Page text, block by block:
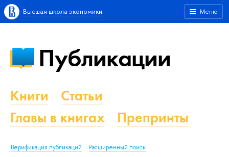
Меню
Высшая школа экономики
Публикации
Книги
Статьи
Главы в книгах
Препринты
Верификация публикаций
Расширенный поиск